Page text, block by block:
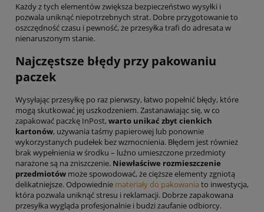
Każdy z tych elementów zwiększa bezpieczeństwo wysyłki i
pozwala uniknąć niepotrzebnych strat. Dobre przygotowanie to
oszczędność czasu i pewność, że przesyłka trafi do adresata w
nienaruszonym stanie.
Najczęstsze błędy przy pakowaniu
paczek
Wysyłając przesyłkę po raz pierwszy, łatwo popełnić błędy, które
mogą skutkować jej uszkodzeniem. Zastanawiając się, w co
zapakować paczkę InPost, warto unikać zbyt cienkich
kartonów, używania taśmy papierowej lub ponownie
wykorzystanych pudełek bez wzmocnienia. Błędem jest również
brak wypełnienia w środku – luźno umieszczone przedmioty
narażone są na zniszczenie. Niewłaściwe rozmieszczenie
przedmiotów może spowodować, że cięższe elementy zgniotą
delikatniejsze. Odpowiednie materiały do pakowania to inwestycja,
która pozwala uniknąć stresu i reklamacji. Dobrze zapakowana
przesyłka wygląda profesjonalnie i budzi zaufanie odbiorcy.